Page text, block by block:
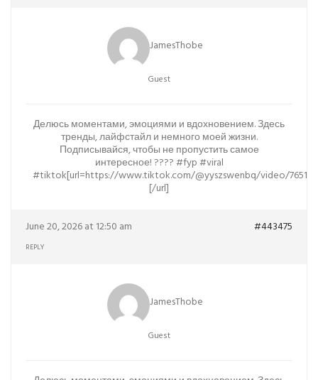
JamesThobe
Guest
Делюсь моментами, эмоциями и вдохновением. Здесь
тренды, лайфстайл и немного моей жизни.
Подписывайся, чтобы не пропустить самое
интересное! ???? #fyp #viral
#tiktok[url=https://www.tiktok.com/@yyszswenbq/video/
[/url]
June 20, 2026 at 12:50 am #443475
REPLY
JamesThobe
Guest